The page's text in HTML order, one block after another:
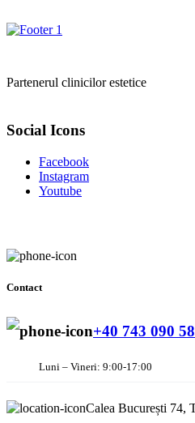
Partenerul clinicilor estetice
Social Icons
Facebook
Instagram
Youtube
Contact
+40 743 090
Luni – Vineri: 9:00-17:00
Calea București 74,